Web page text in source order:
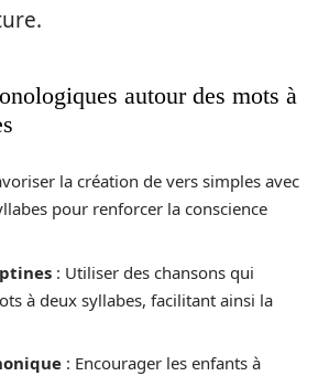
autour des mots à
la création de vers simples avec
pour renforcer la conscience
: Utiliser des chansons qui
à deux syllabes, facilitant ainsi la
: Encourager les enfants à